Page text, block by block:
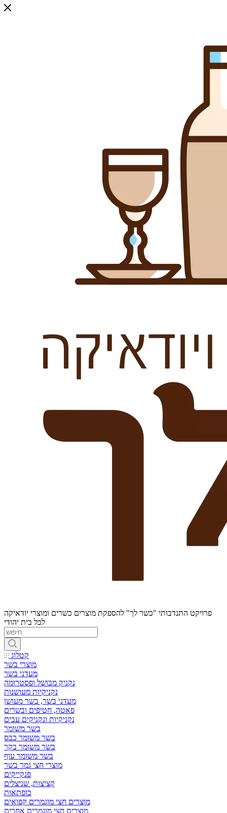
פרויקט התנדבותי "כשר לך" להספקת מוצרים כשרים ומוצרי יודאיקה
לכל בית יהודי
קטלוג
מוצרי בשר
מעדני בשר
נקניק מבושל ופסטרומה
נקניקיות מעושנות
מעדני בשר, בשר מעושן
פאטה, חטיפים ובשרים
נקניקיות ונקניקים עבים
בשר משומר
בשר משומר כבס
בשר משומר בקר
בשר משומר עוף
מוצרי חצי גמר בשר
פנקייקים
קציצות, שניצלים
כופתאות
מוצרים חצי מוגמרים קפואים
מוצרים חצי מוגמרים אחרים